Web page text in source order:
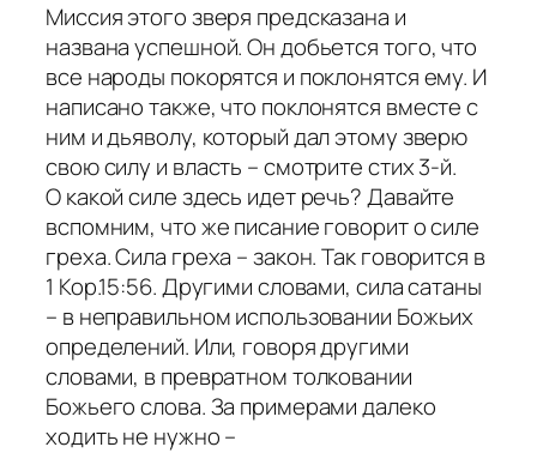
Миссия этого зверя предсказана и
названа успешной. Он добьется того, что
все народы покорятся и поклонятся ему. И
написано также, что поклонятся вместе с
ним и дьяволу, который дал этому зверю
свою силу и власть – смотрите стих 3-й.
О какой силе здесь идет речь? Давайте
вспомним, что же писание говорит о силе
греха. Сила греха – закон. Так говорится в
1 Кор.15:56. Другими словами, сила сатаны
– в неправильном использовании Божьих
определений. Или, говоря другими
словами, в превратном толковании
Божьего слова. За примерами далеко
ходить не нужно –